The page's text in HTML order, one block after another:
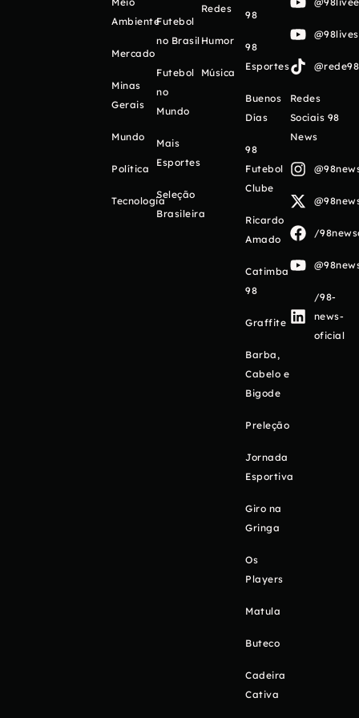
Ambiente
Mercado
Minas
Gerais
Mundo
Política
Tecnologia
Futebol
no Brasil
Futebol
no
Mundo
Mais
Esportes
Seleção
Brasileira
Redes
Humor
Música
98
98
Esportes
Buenos
Días
98
Futebol
Clube
Ricardo
Amado
Catimba
98
Graffite
Barba,
Cabelo e
Bigode
Preleção
Jornada
Esportiva
Giro na
Gringa
Os
Players
Matula
Buteco
Cadeira
Cativa
Redes
Sociais 98
News
/
/98-
news-
oficial